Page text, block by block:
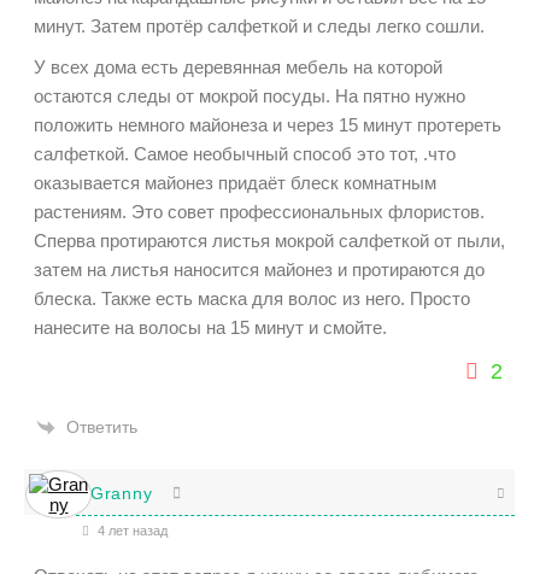
минут. Затем протёр салфеткой и следы легко сошли.
У всех дома есть деревянная мебель на которой
остаются следы от мокрой посуды. На пятно нужно
положить немного майонеза и через 15 минут протереть
салфеткой. Самое необычный способ это тот, .что
оказывается майонез придаёт блеск комнатным
растениям. Это совет профессиональных флористов.
Сперва протираются листья мокрой салфеткой от пыли,
затем на листья наносится майонез и протираются до
блеска. Также есть маска для волос из него. Просто
нанесите на волосы на 15 минут и смойте.
2
Ответить
Granny
4 лет назад